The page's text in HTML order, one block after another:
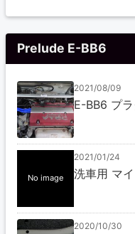
Prelude E-BB6
2021/08/09
E-BB6 プ
No image
2021/01/24
洗車用 マ
2020/10/30